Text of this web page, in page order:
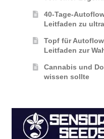
40-Tage-
Leitfaden zu
Topf für
Leitfaden zur
Cannabis und
wissen sollte